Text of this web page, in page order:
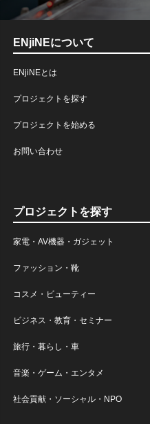
ENjiNEについて
ENjiNEとは
プロジェクトを探す
プロジェクトを始める
お問い合わせ
プロジェクトを探す
家電・AV機器・ガジェット
ファッション・靴
コスメ・ビューティー
ビジネス・教育・セミナー
旅行・暮らし・車
音楽・ゲーム・エンタメ
社会貢献・ソーシャル・NPO